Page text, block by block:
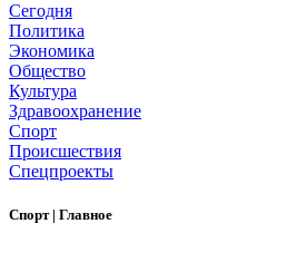
Сегодня
Политика
Экономика
Общество
Культура
Здравоохранение
Спорт
Происшествия
Спецпроекты
Спорт | Главное